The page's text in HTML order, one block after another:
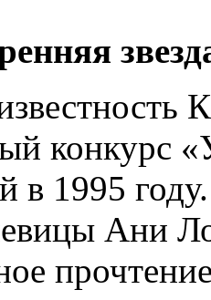
конкурс
в 1995
Ани